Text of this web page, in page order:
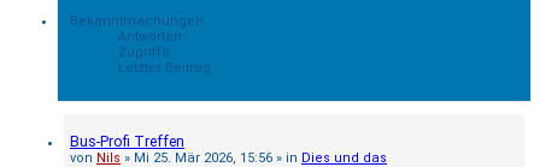
Bekanntmachungen
Antworten
Zugriffe
Letzter Beitrag
Bus-Profi Treffen
von Nils » Mi 25. Mär 2026, 15:56 » in Dies und das